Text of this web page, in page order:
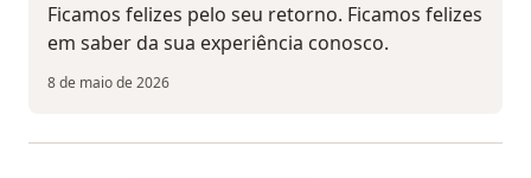
Ficamos felizes pelo seu retorno. Ficamos felizes
em saber da sua experiência conosco.
8 de maio de 2026